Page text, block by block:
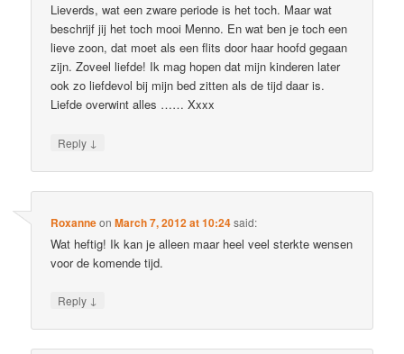
Lieverds, wat een zware periode is het toch. Maar wat
beschrijf jij het toch mooi Menno. En wat ben je toch een
lieve zoon, dat moet als een flits door haar hoofd gegaan
zijn. Zoveel liefde! Ik mag hopen dat mijn kinderen later
ook zo liefdevol bij mijn bed zitten als de tijd daar is.
Liefde overwint alles …… Xxxx
Reply ↓
RoxanneonMarch 7, 2012 at 10:24said:
Wat heftig! Ik kan je alleen maar heel veel sterkte wensen
voor de komende tijd.
Reply ↓